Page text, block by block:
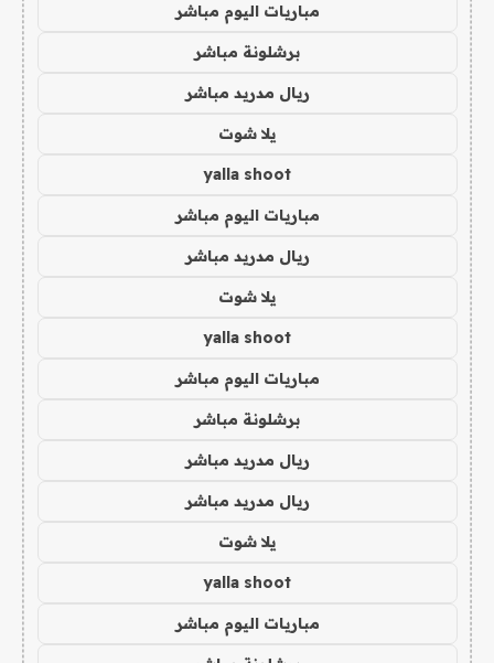
مباريات اليوم مباشر
برشلونة مباشر
ريال مدريد مباشر
يلا شوت
yalla shoot
مباريات اليوم مباشر
ريال مدريد مباشر
يلا شوت
yalla shoot
مباريات اليوم مباشر
برشلونة مباشر
ريال مدريد مباشر
ريال مدريد مباشر
يلا شوت
yalla shoot
مباريات اليوم مباشر